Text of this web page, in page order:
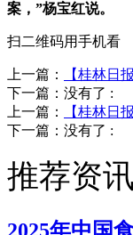
案，”杨宝红说。
扫二维码用手机看
上一篇： 【桂林日
下一篇：没有了 :
上一篇：
【桂林日
下一篇：没有了 :
推荐资讯